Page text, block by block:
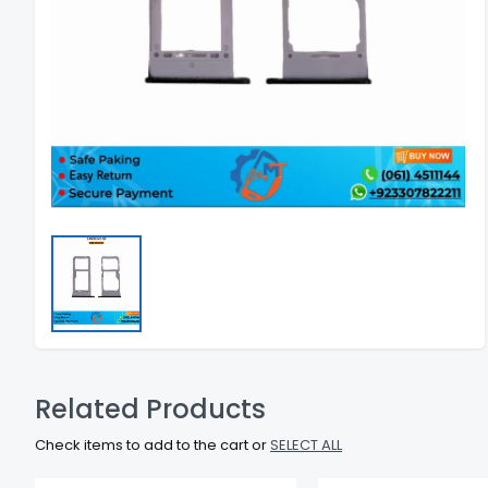
Related Products
Check items to add to the cart orSELECT ALL